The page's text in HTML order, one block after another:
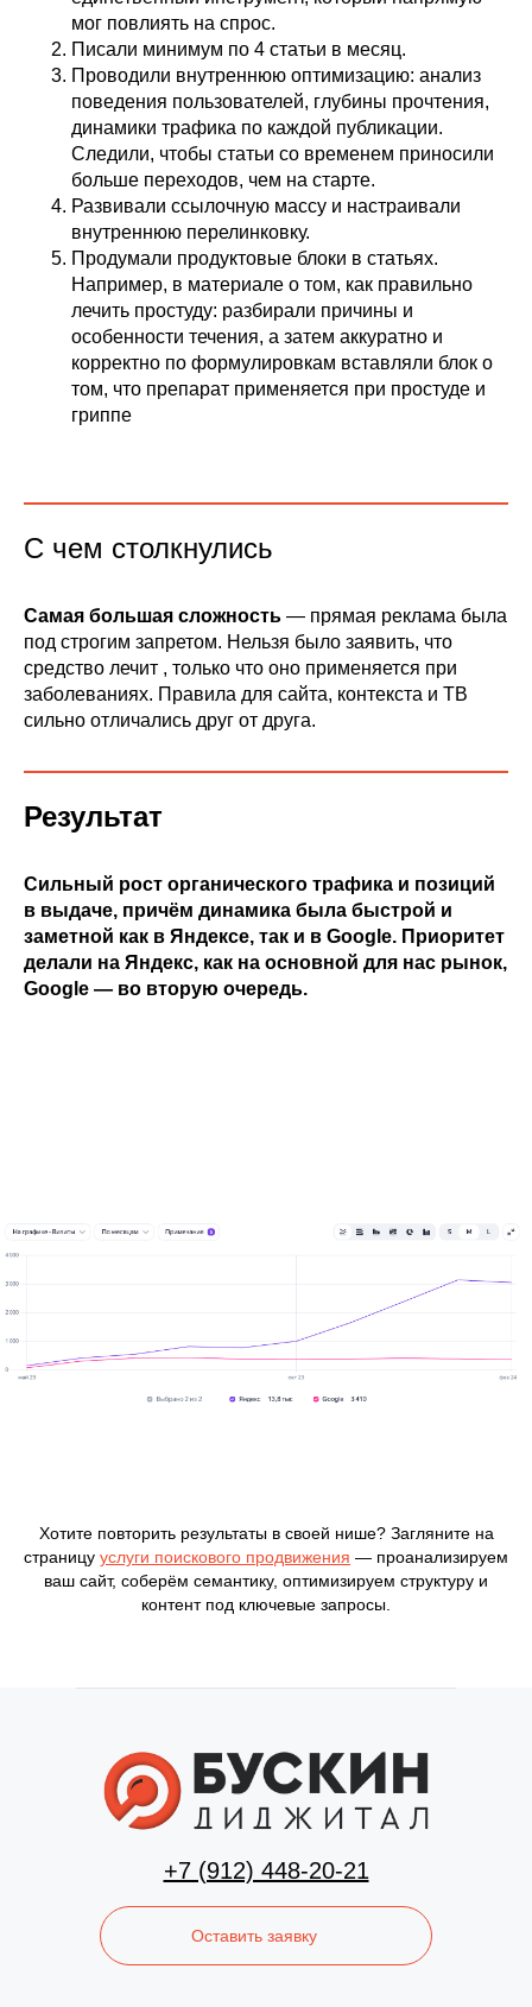
мог повлиять на спрос.
Писали минимум по 4 статьи в месяц.
Проводили внутреннюю оптимизацию: анализ
поведения пользователей, глубины прочтения,
динамики трафика по каждой публикации.
Следили, чтобы статьи со временем приносили
больше переходов, чем на старте.
Развивали ссылочную массу и настраивали
внутреннюю перелинковку.
Продумали продуктовые блоки в статьях.
Например, в материале о том, как правильно
лечить простуду: разбирали причины и
особенности течения, а затем аккуратно и
корректно по формулировкам вставляли блок о
том, что препарат применяется при простуде и
гриппе
С чем столкнулись
Самая большая сложность — прямая реклама была
под строгим запретом. Нельзя было заявить, что
средство лечит , только что оно применяется при
заболеваниях. Правила для сайта, контекста и ТВ
сильно отличались друг от друга.
Результат
Сильный рост органического трафика и позиций
в выдаче, причём динамика была быстрой и
заметной как в Яндексе, так и в Google. Приоритет
делали на Яндекс, как на основной для нас рынок,
Google — во вторую очередь.
Хотите повторить результаты в своей нише? Загляните на
страницу услуги поискового продвижения — проанализируем
ваш сайт, соберём семантику, оптимизируем структуру и
контент под ключевые запросы.
+7 (912) 448-20-21
Оставить заявку